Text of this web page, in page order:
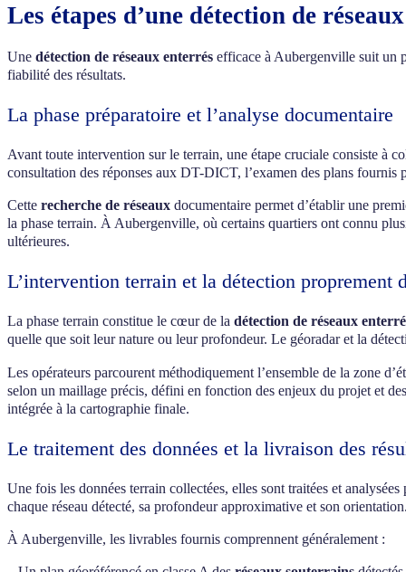
Les étapes d’une détection de
Une détection de réseaux enterrés efficace à Aubergenville suit un
fiabilité des résultats.
La phase préparatoire et l’analyse documentaire
Avant toute intervention sur le terrain, une étape cruciale consiste à
consultation des réponses aux DT-DICT, l’examen des plans fournis
Cette recherche de réseaux documentaire permet d’établir une
la phase terrain. À Aubergenville, où certains quartiers ont connu
ultérieures.
L’intervention terrain et la détection proprement
La phase terrain constitue le cœur de la détection de réseaux
quelle que soit leur nature ou leur profondeur. Le géoradar et la
Les opérateurs parcourent méthodiquement l’ensemble de la zone
selon un maillage précis, défini en fonction des enjeux du projet et
intégrée à la cartographie finale.
Le traitement des données et la livraison des
Une fois les données terrain collectées, elles sont traitées et
chaque réseau détecté, sa profondeur approximative et son
À Aubergenville, les livrables fournis comprennent généralement :